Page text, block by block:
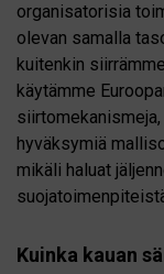
organisatorisia
olevan samalla
kuitenkin
käytämme
hyväksymiä
mikäli haluat
Kuinka kauan